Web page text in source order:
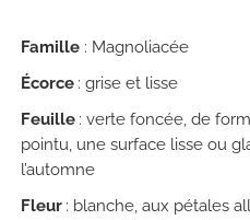
Famille: Magnoliacée
Écorce : grise et lisse
Feuille : verte foncée, de
pointu, une surface lisse ou
l’automne
Fleur : blanche, aux pétales